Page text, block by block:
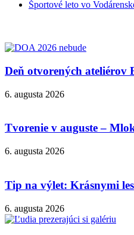
Športové leto vo
Deň otvorených ateliérov
6. augusta 2026
Tvorenie v auguste –
6. augusta 2026
Tip na výlet: Krásnymi
6. augusta 2026